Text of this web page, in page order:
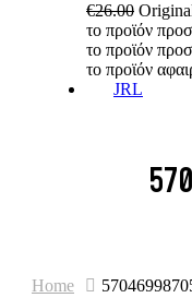
€26.00
το προϊόν
το προϊόν
το προϊόν
JRL
Home